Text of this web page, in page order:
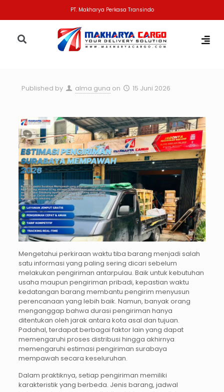
PT. Makharya Perkasa Transindo
Published by alma guna on 15 Juni 2026
Mengetahui perkiraan waktu tiba barang menjadi salah
satu informasi yang paling sering dicari sebelum
melakukan pengiriman antarpulau. Baik untuk kebutuhan
usaha maupun pengiriman pribadi, kepastian waktu
kedatangan barang membantu pengirim menyusun
perencanaan yang lebih baik. Namun, banyak orang
menganggap bahwa durasi pengiriman hanya
ditentukan oleh jarak antara kota asal dan tujuan.
Padahal, terdapat berbagai faktor lain yang dapat
memengaruhi proses distribusi hingga akhirnya
memengaruhi estimasi pengiriman surabaya
mempawah secara keseluruhan.
Dalam praktiknya, setiap pengiriman memiliki
karakteristik yang berbeda. Jenis barang, jadwal